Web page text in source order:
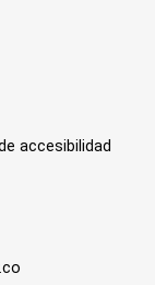
accesibilidad